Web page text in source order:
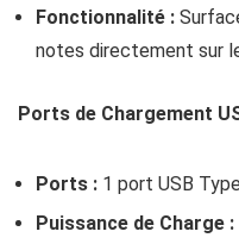
Fonctionnalité :
notes directement sur
Ports de Chargement
Ports : 1 port USB
Puissance de Charge :